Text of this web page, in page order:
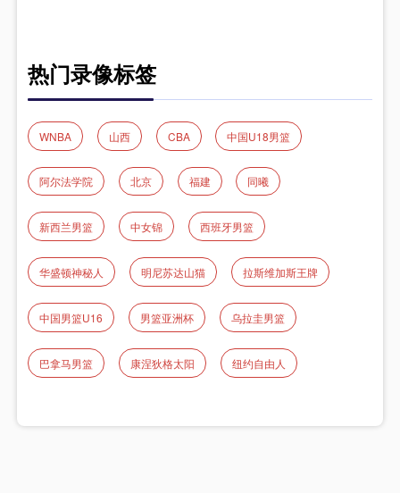
热门录像标签
WNBA 山西 CBA 中国U18男篮
阿尔法学院 北京 福建 同曦
新西兰男篮 中女锦 西班牙男篮
华盛顿神秘人 明尼苏达山猫 拉斯维加斯王牌
中国男篮U16 男篮亚洲杯 乌拉圭男篮
巴拿马男篮 康涅狄格太阳 纽约自由人